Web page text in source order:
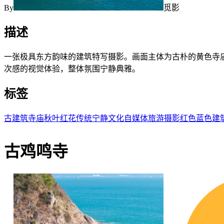
By 觅影
描述
一张极具东方韵味的建筑特写摄影。画面主体为古朴的黄色
次感的视觉体验，整体氛围宁静典雅。
标签
古建筑寺庙秋叶红花传统宁静文化自媒体旅游摄影红色蓝色建
古鸡鸣寺